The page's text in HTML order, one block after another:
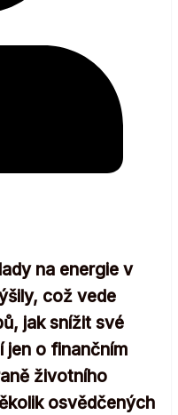
na energie v
což vede
jak snížit své
jen o finančním
životního
osvědčených